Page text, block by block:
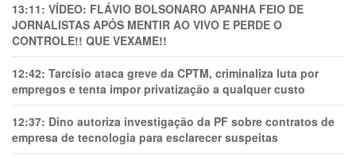
13:11: VÍDEO: FLÁVIO BOLSONARO APANHA FEIO DE
JORNALISTAS APÓS MENTIR AO VIVO E PERDE O
CONTROLE!! QUE VEXAME!!
12:42: Tarcísio ataca greve da CPTM, criminaliza luta por
empregos e tenta impor privatização a qualquer custo
12:37: Dino autoriza investigação da PF sobre contratos de
empresa de tecnologia para esclarecer suspeitas